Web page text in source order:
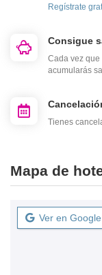
Regístrate
Consigue
Cada vez
acumularás
Tienes
Mapa de
Ver en